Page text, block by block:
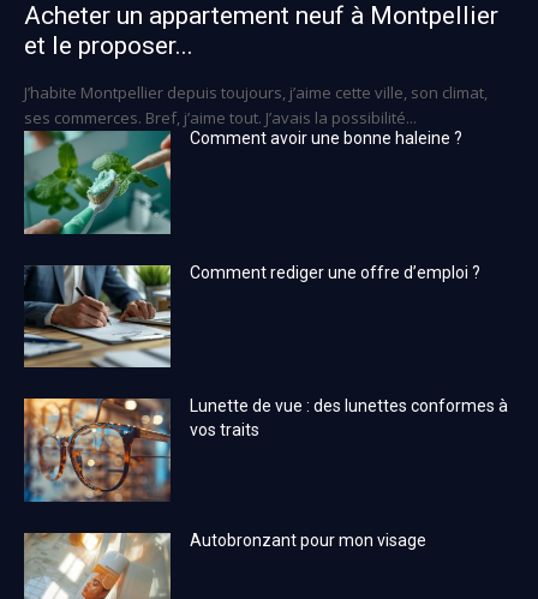
Acheter un appartement neuf à Montpellier
et le proposer...
J’habite Montpellier depuis toujours, j’aime cette ville, son climat,
ses commerces. Bref, j’aime tout. J’avais la possibilité...
Comment avoir une bonne haleine ?
Comment rediger une offre d’emploi ?
Lunette de vue : des lunettes conformes à
vos traits
Autobronzant pour mon visage